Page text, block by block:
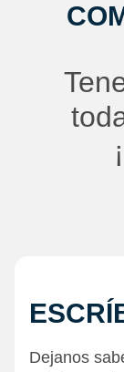
Dejanos